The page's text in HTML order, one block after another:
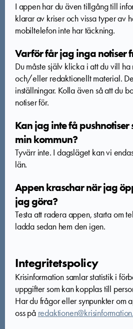
I appen har du även tillgång till
klarar av kriser och vissa typer av
mobiltelefon inte har täckning.
Varför får jag inga notiser
Du måste själv klicka i att du vill
och/eller redaktionellt material.
inställningar. Kolla även så att du
notiser för.
Kan jag inte få
min kommun?
Tyvärr inte. I dagsläget kan vi
län.
Appen kraschar när jag
jag göra?
Testa att radera appen, starta om
ladda sedan hem den igen.
Integritetspolicy
Krisinformation samlar statistik i
uppgifter som kan kopplas till
Har du frågor eller synpunkter om
oss på